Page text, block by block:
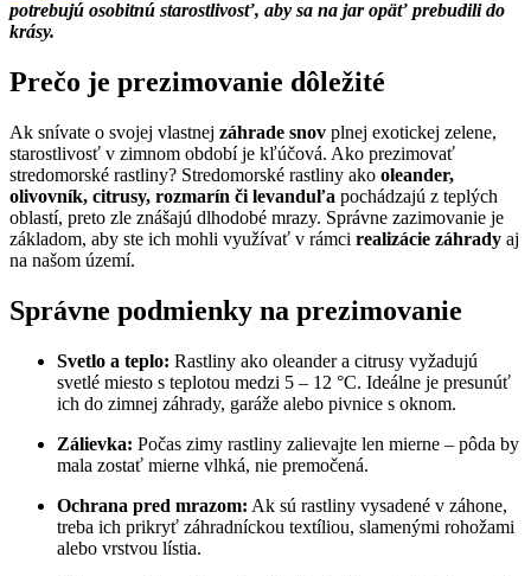
potrebujú osobitnú starostlivosť, aby sa na jar opäť prebudili do
krásy.
Prečo je prezimovanie dôležité
Ak snívate o svojej vlastnej záhrade snov plnej exotickej zelene,
starostlivosť v zimnom období je kľúčová. Ako prezimovať
stredomorské rastliny? Stredomorské rastliny ako oleander,
olivovník, citrusy, rozmarín či levanduľa pochádzajú z teplých
oblastí, preto zle znášajú dlhodobé mrazy. Správne zazimovanie je
základom, aby ste ich mohli využívať v rámci realizácie záhrady aj
na našom území.
Správne podmienky na prezimovanie
Svetlo a teplo: Rastliny ako oleander a citrusy vyžadujú
svetlé miesto s teplotou medzi 5 – 12 °C. Ideálne je presunúť
ich do zimnej záhrady, garáže alebo pivnice s oknom.
Zálievka: Počas zimy rastliny zalievajte len mierne – pôda by
mala zostať mierne vlhká, nie premočená.
Ochrana pred mrazom: Ak sú rastliny vysadené v záhone,
treba ich prikryť záhradníckou textíliou, slamenými rohožami
alebo vrstvou lístia.